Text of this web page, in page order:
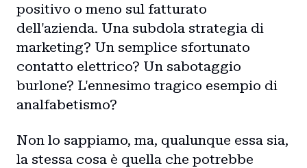
positivo o meno sul fatturato
dell'azienda. Una subdola strategia di
marketing? Un semplice sfortunato
contatto elettrico? Un sabotaggio
burlone? L'ennesimo tragico esempio di
analfabetismo?
Non lo sappiamo, ma, qualunque essa sia,
la stessa cosa è quella che potrebbe